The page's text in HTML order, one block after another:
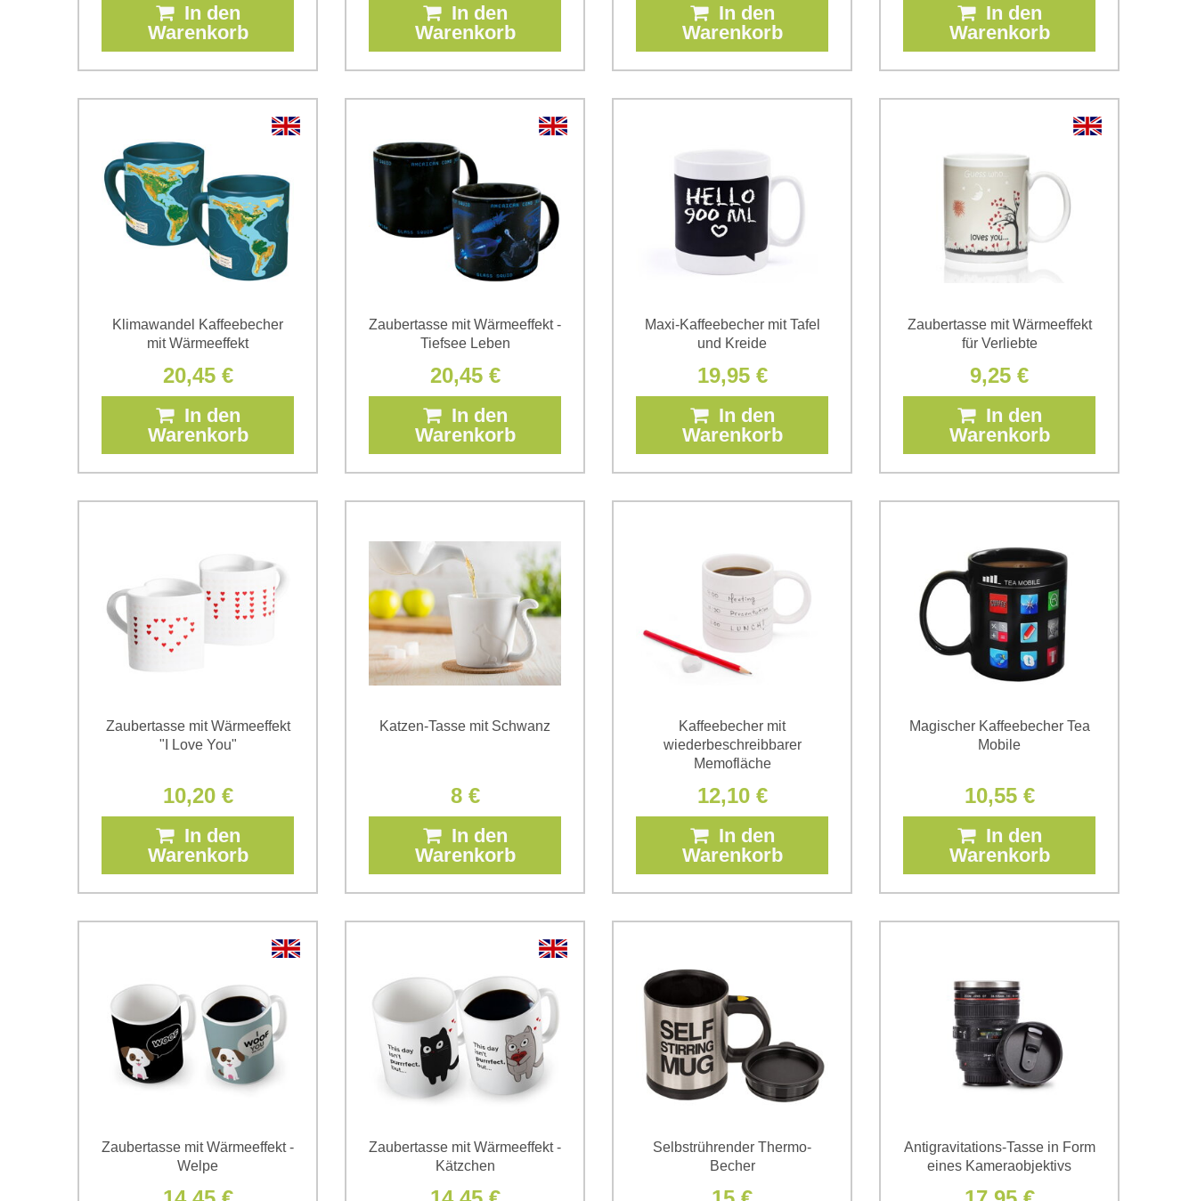
In den
Warenkorb
In den
Warenkorb
In den
Warenkorb
In den
Warenkorb
Klimawandel Kaffeebecher
mit Wärmeeffekt
20,45 €
In den
Warenkorb
Zaubertasse mit Wärmeeffekt -
Tiefsee Leben
20,45 €
In den
Warenkorb
Maxi-Kaffeebecher mit Tafel
und Kreide
19,95 €
In den
Warenkorb
Zaubertasse mit Wärmeeffekt
für Verliebte
9,25 €
In den
Warenkorb
Zaubertasse mit Wärmeeffekt
"I Love You"
10,20 €
In den
Warenkorb
Katzen-Tasse mit Schwanz
8 €
In den
Warenkorb
Kaffeebecher mit
wiederbeschreibbarer
Memofläche
12,10 €
In den
Warenkorb
Magischer Kaffeebecher Tea
Mobile
10,55 €
In den
Warenkorb
Zaubertasse mit Wärmeeffekt -
Welpe
Zaubertasse mit Wärmeeffekt -
Kätzchen
Selbstrührender Thermo-
Becher
Antigravitations-Tasse in Form
eines Kameraobjektivs